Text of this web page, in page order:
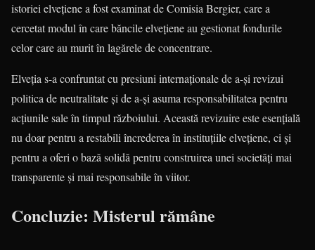
istoriei elvețiene a fost examinat de Comisia Bergier, care a
cercetat modul în care băncile elvețiene au gestionat fondurile
celor care au murit în lagărele de concentrare.
Elveția s-a confruntat cu presiuni internaționale de a-și revizui
politica de neutralitate și de a-și asuma responsabilitatea pentru
acțiunile sale în timpul războiului. Această revizuire este esențială
nu doar pentru a restabili încrederea în instituțiile elvețiene, ci și
pentru a oferi o bază solidă pentru construirea unei societăți mai
transparente și mai responsabile în viitor.
Concluzie: Misterul rămâne